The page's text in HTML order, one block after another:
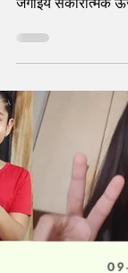
हम जीतेंगे-
व्याख्यान
सागर जी के
जगाइये सकारात्मक